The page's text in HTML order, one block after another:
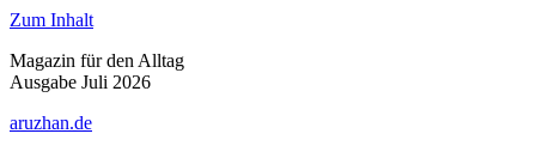
Zum Inhalt
Magazin für den Alltag
Ausgabe Juli 2026
aruzhan.de